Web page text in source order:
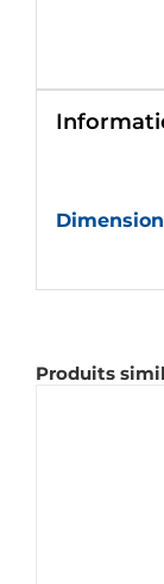
Dimension
Produits